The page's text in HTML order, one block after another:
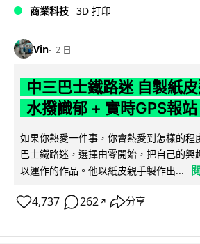
商業科技 3D 打印
Vin 2 日
中三巴士鐵路迷 自製紙
水撥識郁 + 實時GPS報站
如果你熱愛一件事，你會熱愛到怎樣的程
巴士鐵路迷，選擇由零開始，把自己的興
以運作的作品。他以紙皮親手製作出...
4,737 262 ↗ 分享